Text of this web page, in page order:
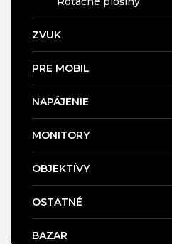
ZVUK
PRE MOBIL
NAPÁJENIE
MONITORY
OBJEKTÍVY
OSTATNÉ
BAZAR